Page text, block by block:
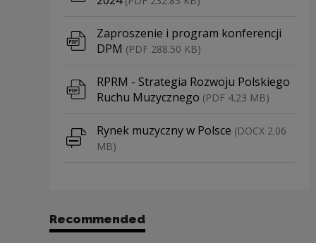
Download file
Zaproszenie i program konferencji
DPM (PDF 288.50 KB)
Download file
RPRM - Strategia Rozwoju Polskiego
Ruchu Muzycznego (PDF 4.23 MB)
Download file
Rynek muzyczny w Polsce (DOCX 2.06
MB)
Recommended